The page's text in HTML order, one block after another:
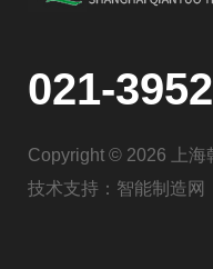
021-
Copyright © 2026 上海
技术支持： 智能制造网